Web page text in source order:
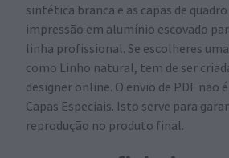
sintética branca e as capas de
impressão em alumínio escovado
linha profissional. Se escolheres
como Linho natural, tem de ser
designer online. O envio de PDF não
Capas Especiais. Isto serve para
reprodução no produto final.